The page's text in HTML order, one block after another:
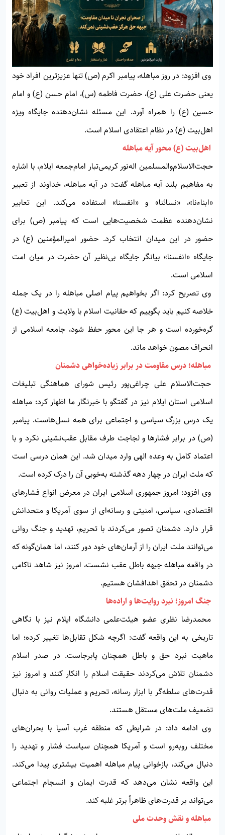
وی افزود: در روز مباهله، پیامبر اکرم (ص) تنها عزیزترین افراد خود
یعنی حضرت علی (ع)، حضرت فاطمه (س)، امام حسن (ع) و امام
حسین (ع) را همراه آورد. این مسئله نشان‌دهنده جایگاه ویژه
اهل‌بیت (ع) در نظام اعتقادی اسلام است.
اهل‌بیت (ع) محور آیه مباهله
حجت‌الاسلام‌والمسلمین اله‌نور کریمی‌تبار امام‌جمعه ایلام، با اشاره
به مفاهیم بلند آیه مباهله گفت: در آیه مباهله، خداوند از تعبیر
«ابناءنا»، «نسائنا» و «انفسنا» استفاده می‌کند. این تعابیر
نشان‌دهنده عظمت شخصیت‌هایی است که پیامبر (ص) برای
حضور در این میدان انتخاب کرد. حضور امیرالمؤمنین (ع) در
جایگاه «انفسنا» بیانگر جایگاه بی‌نظیر آن حضرت در میان امت
اسلامی است.
وی تصریح کرد: اگر بخواهیم پیام اصلی مباهله را در یک جمله
خلاصه کنیم باید بگوییم که حقانیت اسلام با ولایت و اهل‌بیت (ع)
گره‌خورده است و هر جا این محور حفظ شود، جامعه اسلامی از
انحراف مصون خواهد ماند.
مباهله؛ درس مقاومت در برابر زیاده‌خواهی دشمنان
حجت‌الاسلام علی چراغی‌پور رئیس شورای هماهنگی تبلیغات
اسلامی استان ایلام نیز در گفتگو با خبرنگار ما اظهار کرد: مباهله
یک درس بزرگ سیاسی و اجتماعی برای همه نسل‌هاست. پیامبر
(ص) در برابر فشارها و لجاجت طرف مقابل عقب‌نشینی نکرد و با
اعتماد کامل به وعده الهی وارد میدان شد. این همان درسی است
که ملت ایران در چهار دهه گذشته به‌خوبی آن را درک کرده است.
وی افزود: امروز جمهوری اسلامی ایران در معرض انواع فشارهای
اقتصادی، سیاسی، امنیتی و رسانه‌ای از سوی آمریکا و متحدانش
قرار دارد. دشمنان تصور می‌کردند با تحریم، تهدید و جنگ روانی
می‌توانند ملت ایران را از آرمان‌های خود دور کنند، اما همان‌گونه که
در واقعه مباهله جبهه باطل عقب نشست، امروز نیز شاهد ناکامی
دشمنان در تحقق اهدافشان هستیم.
جنگ امروز؛ نبرد روایت‌ها و اراده‌ها
محمدرضا نظری عضو هیئت‌علمی دانشگاه ایلام نیز با نگاهی
تاریخی به این واقعه گفت: اگرچه شکل تقابل‌ها تغییر کرده؛ اما
ماهیت نبرد حق و باطل همچنان پابرجاست. در صدر اسلام
دشمنان تلاش می‌کردند حقیقت اسلام را انکار کنند و امروز نیز
قدرت‌های سلطه‌گر با ابزار رسانه، تحریم و عملیات روانی به دنبال
تضعیف ملت‌های مستقل هستند.
وی ادامه داد: در شرایطی که منطقه غرب آسیا با بحران‌های
مختلف روبه‌رو است و آمریکا همچنان سیاست فشار و تهدید را
دنبال می‌کند، بازخوانی پیام مباهله اهمیت بیشتری پیدا می‌کند.
این واقعه نشان می‌دهد که قدرت ایمان و انسجام اجتماعی
می‌تواند بر قدرت‌های ظاهراً برتر غلبه کند.
مباهله و نقش وحدت ملی